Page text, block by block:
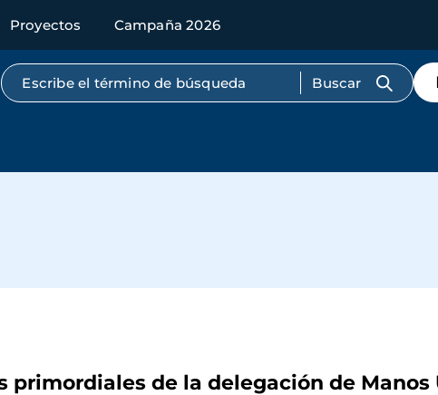
Proyectos Campaña 2026
Búsqueda por texto completo
de
primordiales de la delegación de Manos